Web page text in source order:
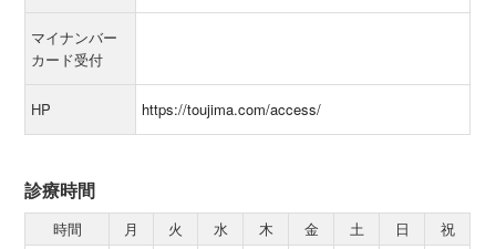
マイナンバー
カード受付
HP https://toujima.com/access/
診療時間
時間 月 火 水 木 金 土 日
祝